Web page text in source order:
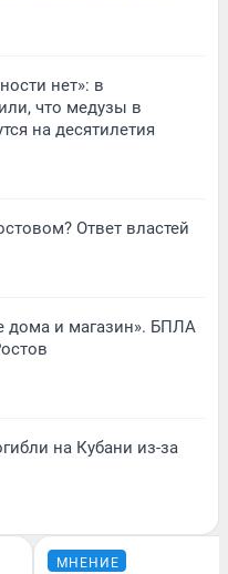
нет»: в
что медузы в
на десятилетия
Ответ властей
дома и магазин». БПЛА
на Кубани из-за
МНЕНИЕ